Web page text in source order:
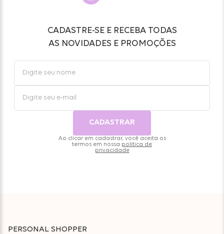
CADASTRE-SE E RECEBA TODAS
AS NOVIDADES E PROMOÇÕES
CADASTRAR
Ao clicar em cadastrar, você aceita os
termos em nossa política de
privacidade
PERSONAL SHOPPER